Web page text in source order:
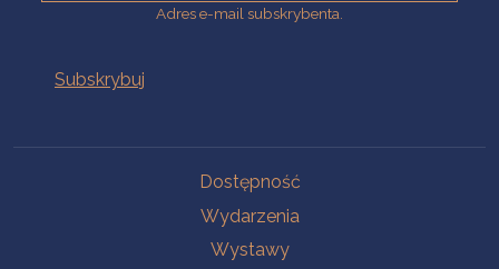
Adres e-mail subskrybenta.
Dostępność
Wydarzenia
Wystawy